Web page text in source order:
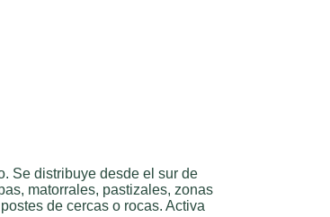
Se distribuye desde el sur de
matorrales, pastizales, zonas
de cercas o rocas. Activa